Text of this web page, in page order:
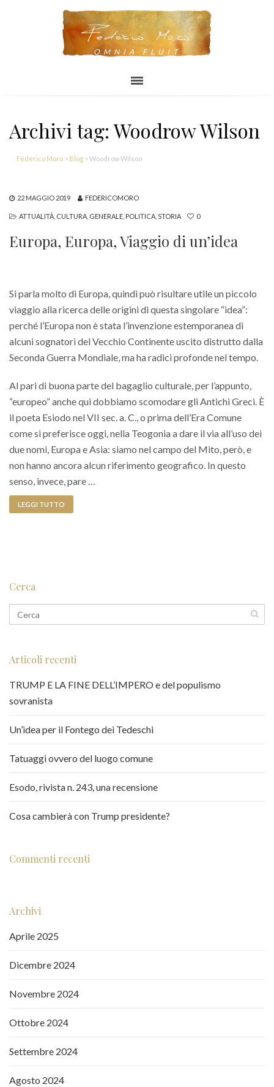
OMNIA FLUIT
Archivi tag: Woodrow Wilson
Federico Moro > Blog >Woodrow Wilson
22 MAGGIO 2019 FEDERICOMORO
ATTUALITÀ CULTURA GENERALE POLITICA STORIA 0
Europa, Europa, Viaggio di un’idea
Si parla molto di Europa, quindi può risultare utile un piccolo
viaggio alla ricerca delle origini di questa singolare “idea”:
perché l’Europa non è stata l’invenzione estemporanea di
alcuni sognatori del Vecchio Continente uscito distrutto dalla
Seconda Guerra Mondiale, ma ha radici profonde nel tempo.
Al pari di buona parte del bagaglio culturale, per l’appunto,
“europeo” anche qui dobbiamo scomodare gli Antichi Greci. È
il poeta Esiodo nel VII sec. a. C., o prima dell’Era Comune
come si preferisce oggi, nella Teogonia a dare il via all’uso dei
due nomi, Europa e Asia: siamo nel campo del Mito, però, e
non hanno ancora alcun riferimento geografico. In questo
senso, invece, pare …
LEGGI TUTTO
Cerca
Articoli recenti
TRUMP E LA FINE DELL’IMPERO e del populismo
sovranista
Un’idea per il Fontego dei Tedeschi
Tatuaggi ovvero del luogo comune
Esodo, rivista n. 243, una recensione
Cosa cambierà con Trump presidente?
Commenti recenti
Archivi
Aprile 2025
Dicembre 2024
Novembre 2024
Ottobre 2024
Settembre 2024
Agosto 2024